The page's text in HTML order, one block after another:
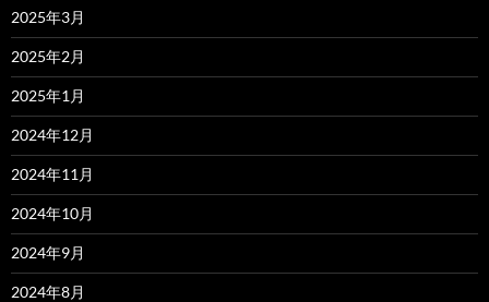
2025年3月
2025年2月
2025年1月
2024年12月
2024年11月
2024年10月
2024年9月
2024年8月